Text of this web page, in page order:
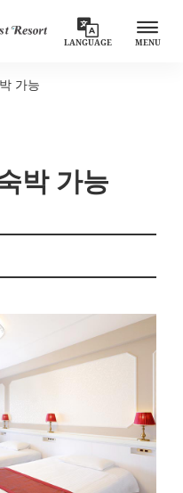
LANGUAGE MENU
가능
박 가능